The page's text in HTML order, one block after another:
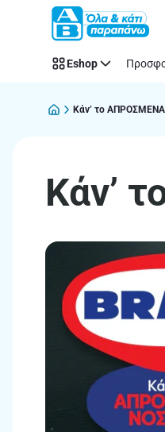
Παράλειψη
ΑΠΡΟΣΜΕΝΑ
ΝΟΣΤΙΜΟ
Eshop
Κάν’ το
Κάν’